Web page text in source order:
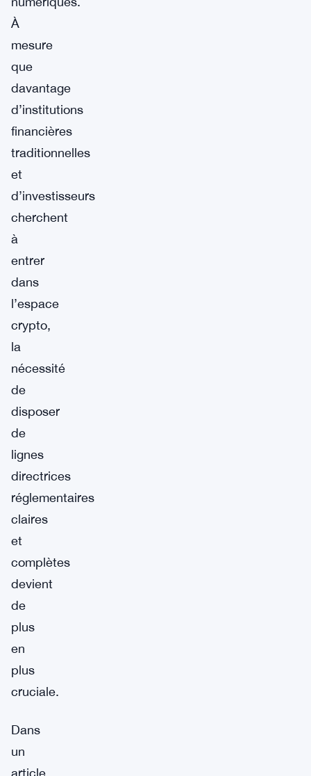
À
mesure
que
davantage
d’institutions
financières
traditionnelles
et
d’investisseurs
cherchent
à
entrer
dans
l’espace
crypto,
la
nécessité
de
disposer
de
lignes
directrices
réglementaires
claires
et
complètes
devient
de
plus
en
plus
cruciale.
Dans
un
article